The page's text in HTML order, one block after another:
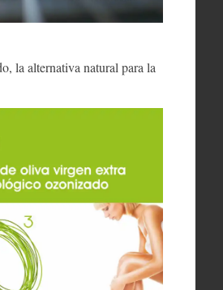
la alternativa natural para la